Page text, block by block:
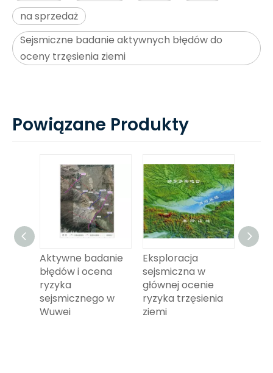
na sprzedaż
Sejsmiczne badanie aktywnych błędów do
oceny trzęsienia ziemi
Powiązane Produkty
Aktywne badanie
błędów i ocena
ryzyka
sejsmicznego w
Wuwei
Eksploracja
sejsmiczna w
głównej ocenie
ryzyka trzęsienia
ziemi